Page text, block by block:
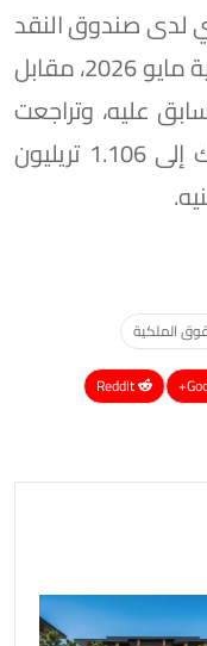
لدى صندوق النقد
الدولي إلى 44.279 مليار جنيه بنهاية مايو 2026، مقابل
السابق عليه، وتراجعت
أرصدة البنك المركزي لدى البنوك إلى 1.106 تريليون
الملكية
ReddIt